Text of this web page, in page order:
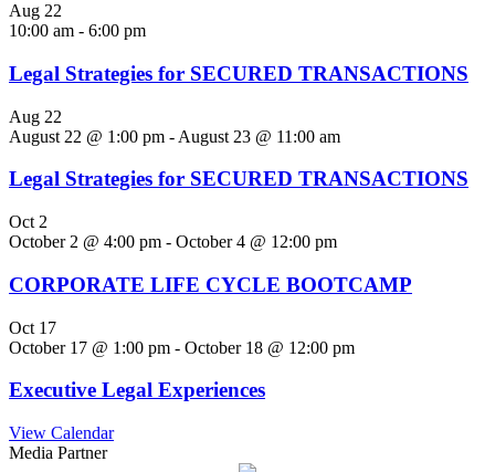
Aug 22
10:00 am - 6:00 pm
Legal Strategies for SECURED TRANSACTIONS
Aug 22
August 22 @ 1:00 pm - August 23 @ 11:00 am
Legal Strategies for SECURED TRANSACTIONS
Oct 2
October 2 @ 4:00 pm - October 4 @ 12:00 pm
CORPORATE LIFE CYCLE BOOTCAMP
Oct 17
October 17 @ 1:00 pm - October 18 @ 12:00 pm
Executive Legal Experiences
View Calendar
Media Partner